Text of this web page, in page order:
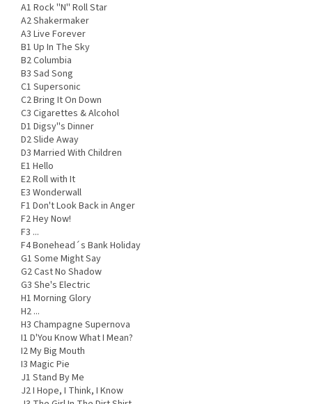
A1 Rock ''N'' Roll Star
A2 Shakermaker
A3 Live Forever
B1 Up In The Sky
B2 Columbia
B3 Sad Song
C1 Supersonic
C2 Bring It On Down
C3 Cigarettes & Alcohol
D1 Digsy''s Dinner
D2 Slide Away
D3 Married With Children
E1 Hello
E2 Roll with It
E3 Wonderwall
F1 Don't Look Back in Anger
F2 Hey Now!
F3 ...
F4 Bonehead´s Bank Holiday
G1 Some Might Say
G2 Cast No Shadow
G3 She's Electric
H1 Morning Glory
H2 ...
H3 Champagne Supernova
I1 D'You Know What I Mean?
I2 My Big Mouth
I3 Magic Pie
J1 Stand By Me
J2 I Hope, I Think, I Know